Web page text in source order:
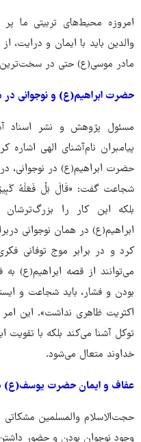
امروزه محیط‌های تربیتی ما
والدین باید با ایمان و درایت،
مادر موسی(ع) حتی در
حضرت ابراهیم(ع) و نوجوانی
مسئول پژوهش و نشر اسناد
پیامبران نام‌آشنای الهی
حضرت ابراهیم(ع) در نوجوانی،
شجاعت گفت: «قَالَ بَلْ فَعَلَهُ
ابراهیم(ع) در همان نوجوانی
کرد و در برابر موج توفانی
می‌توانند از قصه ابراهیم(ع)
بودن و فشار، باید شجاعت و
اکثریت ظاهری نداشت». این امر
توکل آشنا می‌کند بلکه با تقویت
خداوند متعال می‌شود.
عفاف و ایمان حضرت یوسف(ع)
حجت‌الاسلام والمسلمین مشکاتی
وجود نوجوان بودن و حضور